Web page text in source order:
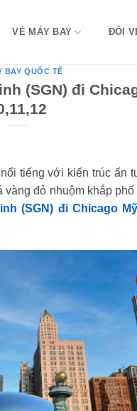
VÉ MÁY BAY ĐỔI
BAY QUỐC TẾ
(SGN) đi
tiếng với kiến trúc ấn
vàng đỏ nhuộm khắp
(SGN) đi Chicago